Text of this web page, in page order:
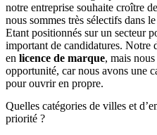
notre entreprise souhaite croître
nous sommes très sélectifs dans
Etant positionnés sur un secteur
important de candidatures. Notre
en licence de marque, mais
opportunité, car nous avons une
pour ouvrir en propre.
Quelles catégories de villes et
priorité ?